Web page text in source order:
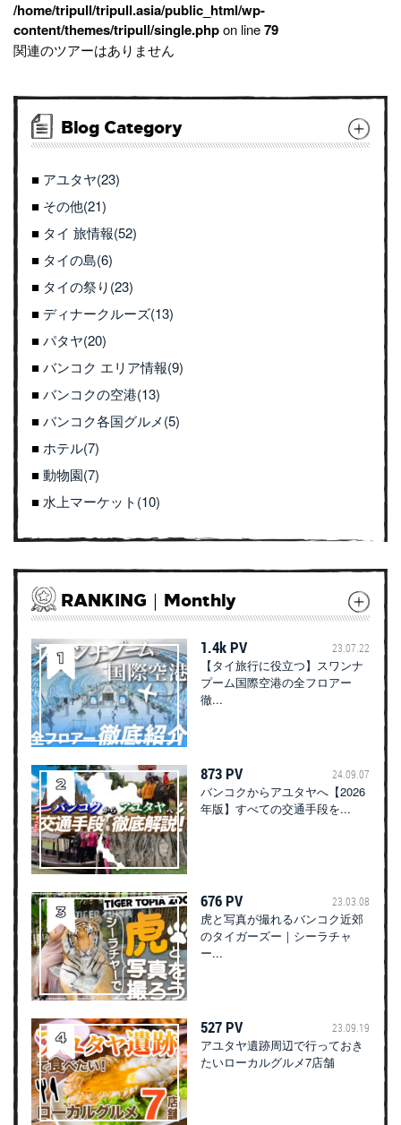
/home/tripull/tripull.asia/public_html/wp-
content/themes/tripull/single.phpon line79
関連のツアーはありません
Blog Category
アユタヤ(23)
その他(21)
タイ 旅情報(52)
タイの島(6)
タイの祭り(23)
ディナークルーズ(13)
パタヤ(20)
バンコク エリア情報(9)
バンコクの空港(13)
バンコク各国グルメ(5)
ホテル(7)
動物園(7)
水上マーケット(10)
RANKING｜Monthly
1.4k PV 23.07.22
【タイ旅行に役立つ】スワンナ
プーム国際空港の全フロアー
徹...
873 PV 24.09.07
バンコクからアユタヤへ【2026
年版】すべての交通手段を...
676 PV 23.03.08
虎と写真が撮れるバンコク近郊
のタイガーズー｜シーラチャ
ー...
527 PV 23.09.19
アユタヤ遺跡周辺で行っておき
たいローカルグルメ7店舗